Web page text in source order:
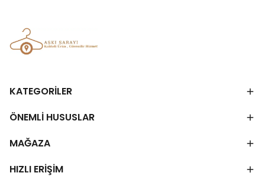
KATEGORİLER
ÖNEMLİ HUSUSLAR
MAĞAZA
HIZLI ERİŞİM